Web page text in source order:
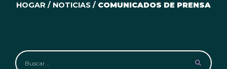
HOGAR / NOTICIAS / COMUNICADOS DE PRENSA